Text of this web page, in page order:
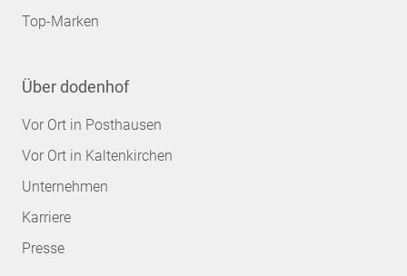
Top-Marken
Über dodenhof
Vor Ort in Posthausen
Vor Ort in Kaltenkirchen
Unternehmen
Karriere
Presse